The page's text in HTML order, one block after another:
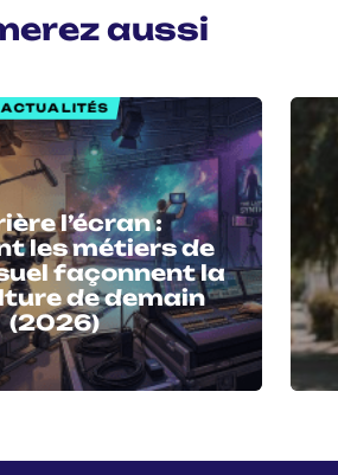
aussi
ACTUALITÉS
l’écran :
les métiers de
façonnent la
de demain
(2026)